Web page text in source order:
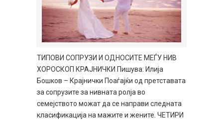
ТИПОВИ СОПРУЗИ И ОДНОСИТЕ МЕЃУ НИВ
ХОРОСКОП КРАЈНИЧКИ Пишува: Илија
Бошков – Крајнички Поаѓајќи од претставата
за сопрузите за нивната ролја во
семејството можат да се направи следната
класификација на мажите и жените. ЧЕТИРИ